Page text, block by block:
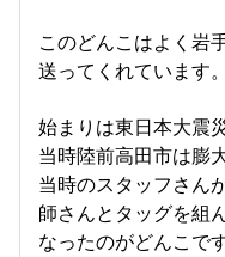
このどんこはよく岩
送ってくれています。
始まりは東日本大震
当時陸前高田市は膨
当時のスタッフさん
師さんとタッグを組
なったのがどんこで